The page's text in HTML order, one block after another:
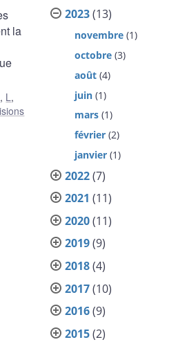
la
, L,
2023(13)
novembre (1)
octobre (3)
août (4)
juin (1)
mars (1)
février (2)
janvier (1)
2022(7)
2021 (11)
2020(11)
2019(9)
2018(4)
2017(10)
2016(9)
2015(2)